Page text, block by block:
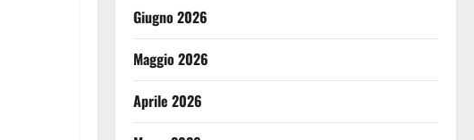
Giugno 2026
Maggio 2026
Aprile 2026